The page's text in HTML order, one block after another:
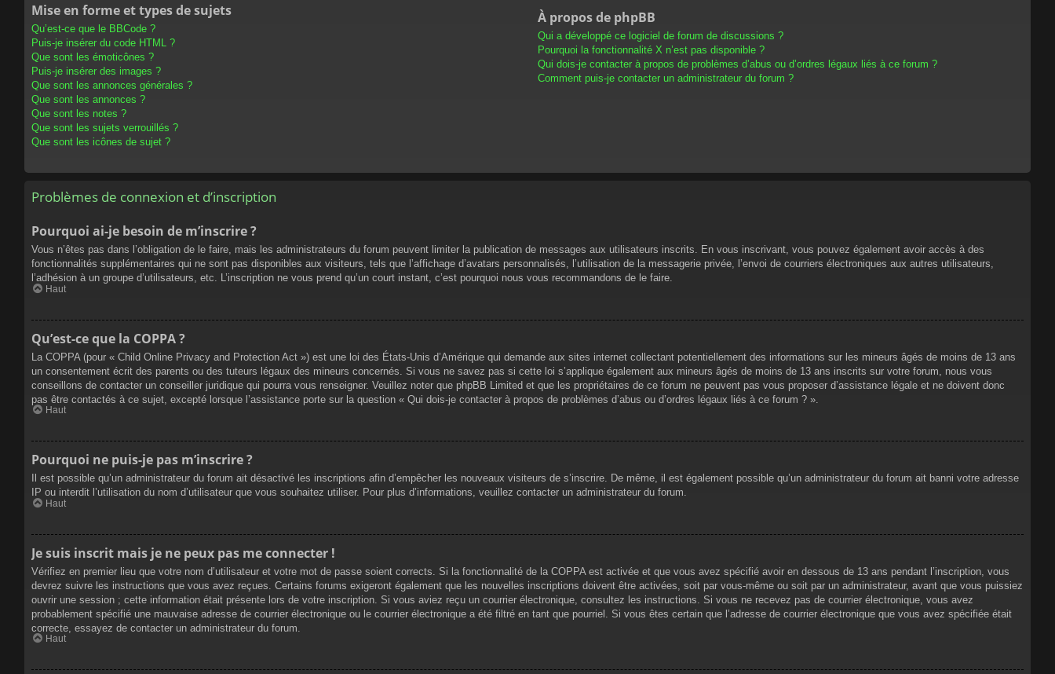
Mise en forme et types de sujets
Qu’est-ce que le BBCode ?
Puis-je insérer du code HTML ?
Que sont les émoticônes ?
Puis-je insérer des images ?
Que sont les annonces générales ?
Que sont les annonces ?
Que sont les notes ?
Que sont les sujets verrouillés ?
Que sont les icônes de sujet ?
À propos de phpBB
Qui a développé ce logiciel de forum de discussions ?
Pourquoi la fonctionnalité X n’est pas disponible ?
Qui dois-je contacter à propos de problèmes d’abus ou d’ordres légaux liés à ce forum ?
Comment puis-je contacter un administrateur du forum ?
Problèmes de connexion et d’inscription
Pourquoi ai-je besoin de m’inscrire ?
Vous n’êtes pas dans l’obligation de le faire, mais les administrateurs du forum peuvent limiter la publication de messages aux utilisateurs inscrits. En vous inscrivant, vous pouvez également avoir accès à des
fonctionnalités supplémentaires qui ne sont pas disponibles aux visiteurs, tels que l’affichage d’avatars personnalisés, l’utilisation de la messagerie privée, l’envoi de courriers électroniques aux autres utilisateurs,
l’adhésion à un groupe d’utilisateurs, etc. L’inscription ne vous prend qu’un court instant, c’est pourquoi nous vous recommandons de le faire.
Haut
Qu’est-ce que la COPPA ?
La COPPA (pour « Child Online Privacy and Protection Act ») est une loi des États-Unis d’Amérique qui demande aux sites internet collectant potentiellement des informations sur les mineurs âgés de moins de 13 ans
un consentement écrit des parents ou des tuteurs légaux des mineurs concernés. Si vous ne savez pas si cette loi s’applique également aux mineurs âgés de moins de 13 ans inscrits sur votre forum, nous vous
conseillons de contacter un conseiller juridique qui pourra vous renseigner. Veuillez noter que phpBB Limited et que les propriétaires de ce forum ne peuvent pas vous proposer d’assistance légale et ne doivent donc
pas être contactés à ce sujet, excepté lorsque l’assistance porte sur la question « Qui dois-je contacter à propos de problèmes d’abus ou d’ordres légaux liés à ce forum ? ».
Haut
Pourquoi ne puis-je pas m’inscrire ?
Il est possible qu’un administrateur du forum ait désactivé les inscriptions afin d’empêcher les nouveaux visiteurs de s’inscrire. De même, il est également possible qu’un administrateur du forum ait banni votre adresse
IP ou interdit l’utilisation du nom d’utilisateur que vous souhaitez utiliser. Pour plus d’informations, veuillez contacter un administrateur du forum.
Haut
Je suis inscrit mais je ne peux pas me connecter !
Vérifiez en premier lieu que votre nom d’utilisateur et votre mot de passe soient corrects. Si la fonctionnalité de la COPPA est activée et que vous avez spécifié avoir en dessous de 13 ans pendant l’inscription, vous
devrez suivre les instructions que vous avez reçues. Certains forums exigeront également que les nouvelles inscriptions doivent être activées, soit par vous-même ou soit par un administrateur, avant que vous puissiez
ouvrir une session ; cette information était présente lors de votre inscription. Si vous aviez reçu un courrier électronique, consultez les instructions. Si vous ne recevez pas de courrier électronique, vous avez
probablement spécifié une mauvaise adresse de courrier électronique ou le courrier électronique a été filtré en tant que pourriel. Si vous êtes certain que l’adresse de courrier électronique que vous avez spécifiée était
correcte, essayez de contacter un administrateur du forum.
Haut